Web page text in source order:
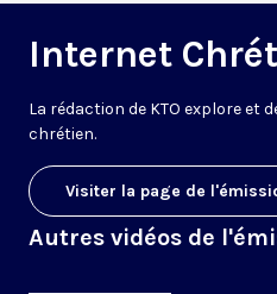
Internet
La rédaction de KTO explore et
chrétien.
Visiter la page de
Autres vidéos de